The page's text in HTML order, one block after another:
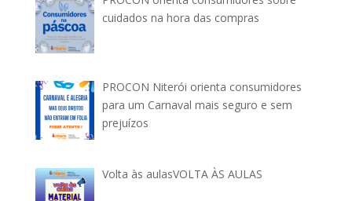
cuidados na hora das compras
PROCON Niterói orienta consumidores
para um Carnaval mais seguro e sem
prejuízos
Volta às aulasVOLTA ÀS AULAS